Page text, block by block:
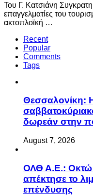
Του Γ. Κατσιάνη
επαγγελματίες του
ακτοπλοϊκή …
Recent
Popular
Comments
Tags
Θεσσαλονίκη:
δωρεάν στην
August 7, 2026
ΟΛΘ Α.Ε.: Οκτώ
απέκτησε το
επένδυσης